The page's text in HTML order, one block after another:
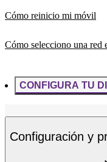
Cómo reinicio mi móvil
Cómo selecciono una red
CONFIGURA TU
Configuración y